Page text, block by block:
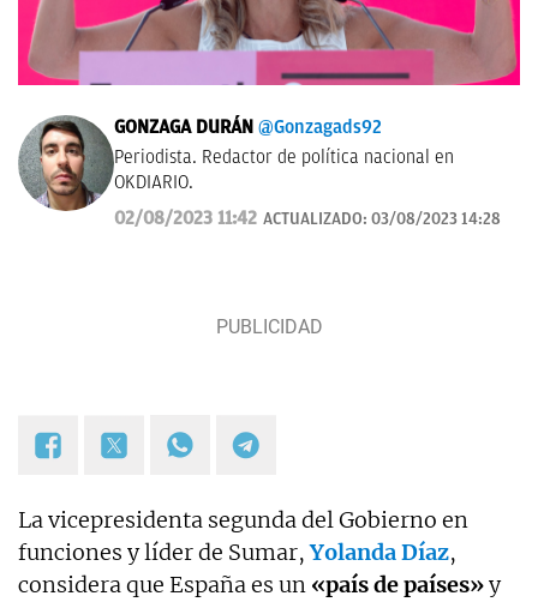
GONZAGA DURÁN @Gonzagads92
Periodista. Redactor de política nacional en
OKDIARIO.
02/08/2023 11:42 ACTUALIZADO: 03/08/2023 14:28
La vicepresidenta segunda del Gobierno en
funciones y líder de Sumar,Yolanda Díaz,
considera que España es un «país de países»y